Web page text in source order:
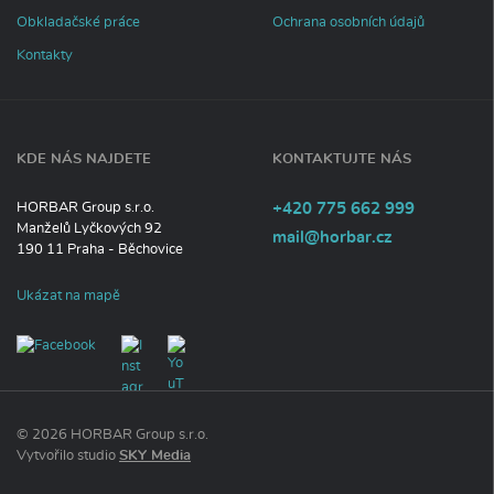
Obkladačské práce
Kontakty
Ochrana osobních údajů
KDE NÁS NAJDETE
HORBAR Group s.r.o.
Manželů Lyčkových 92
190 11 Praha - Běchovice
Ukázat na mapě
KONTAKTUJTE NÁS
Telefon:
+420 775 662 999
E-
mail@horbar.cz
© 2026 HORBAR Group s.r.o.
Vytvořilo studio SKY Media